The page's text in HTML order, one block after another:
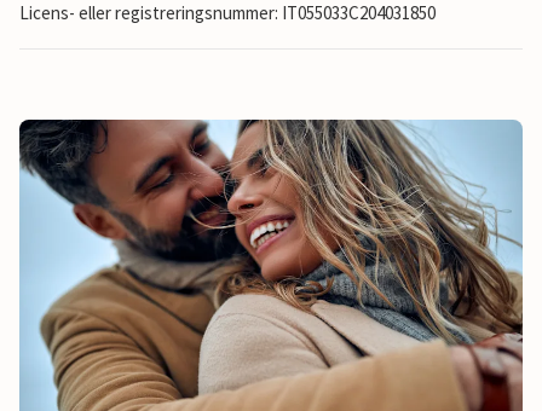
Licens- eller registreringsnummer: IT055033C204031850